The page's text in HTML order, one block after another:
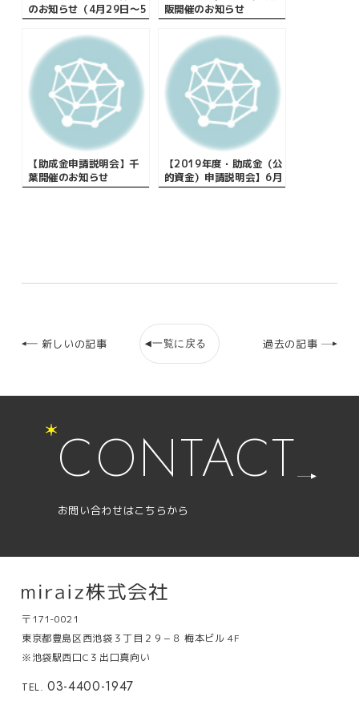
のお知らせ（4月29日～5
月8日まで）
阪開催のお知らせ
【助成金申請説明会】千
葉開催のお知らせ
【2019年度・助成金（公
的資金）申請説明会】6月
は鹿児島・群馬にて開
新しいの記事 一覧に戻る 過去の記事
CONTACT
お問い合わせはこちらから
〒171-0021
東京都豊島区西池袋３丁目２９−８ 梅本ビル 4F
※池袋駅西口C３出口真向い
TEL. 03-4400-1947